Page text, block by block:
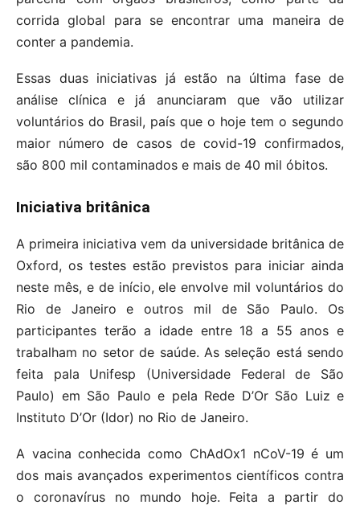
corrida global para se encontrar uma maneira de
conter a pandemia.
Essas duas iniciativas já estão na última fase de
análise clínica e já anunciaram que vão utilizar
voluntários do Brasil, país que o hoje tem o segundo
maior número de casos de covid-19 confirmados,
são 800 mil contaminados e mais de 40 mil óbitos.
Iniciativa britânica
A primeira iniciativa vem da universidade britânica de
Oxford, os testes estão previstos para iniciar ainda
neste mês, e de início, ele envolve mil voluntários do
Rio de Janeiro e outros mil de São Paulo. Os
participantes terão a idade entre 18 a 55 anos e
trabalham no setor de saúde. As seleção está sendo
feita pala Unifesp (Universidade Federal de São
Paulo) em São Paulo e pela Rede D’Or São Luiz e
Instituto D’Or (Idor) no Rio de Janeiro.
A vacina conhecida como ChAdOx1 nCoV-19 é um
dos mais avançados experimentos científicos contra
o coronavírus no mundo hoje. Feita a partir do